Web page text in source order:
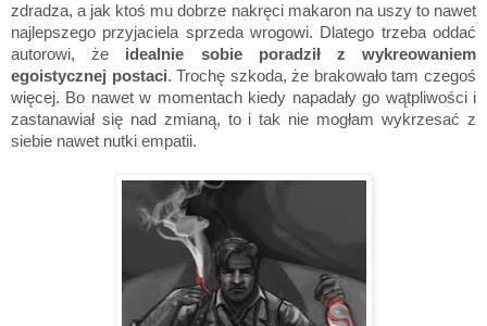
zdradza, a jak ktoś mu dobrze nakręci makaron na uszy to nawet
najlepszego przyjaciela sprzeda wrogowi. Dlatego trzeba oddać
autorowi, że idealnie sobie poradził z wykreowaniem
egoistycznej postaci. Trochę szkoda, że brakowało tam czegoś
więcej. Bo nawet w momentach kiedy napadały go wątpliwości i
zastanawiał się nad zmianą, to i tak nie mogłam wykrzesać z
siebie nawet nutki empatii.